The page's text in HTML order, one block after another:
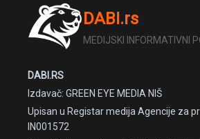
DABI.rs
MEDIJSKI INFORMATIVNI
DABI.RS
Izdavač: GREEN EYE MEDIA NIŠ
Upisan u Registar medija Agencije za
IN001572